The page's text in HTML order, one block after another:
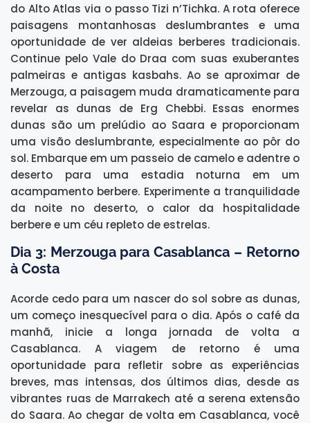
do Alto Atlas via o passo Tizi n’Tichka. A rota oferece
paisagens montanhosas deslumbrantes e uma
oportunidade de ver aldeias berberes tradicionais.
Continue pelo Vale do Draa com suas exuberantes
palmeiras e antigas kasbahs. Ao se aproximar de
Merzouga, a paisagem muda dramaticamente para
revelar as dunas de Erg Chebbi. Essas enormes
dunas são um prelúdio ao Saara e proporcionam
uma visão deslumbrante, especialmente ao pôr do
sol. Embarque em um passeio de camelo e adentre o
deserto para uma estadia noturna em um
acampamento berbere. Experimente a tranquilidade
da noite no deserto, o calor da hospitalidade
berbere e um céu repleto de estrelas.
Dia 3: Merzouga para Casablanca – Retorno
à Costa
Acorde cedo para um nascer do sol sobre as dunas,
um começo inesquecível para o dia. Após o café da
manhã, inicie a longa jornada de volta a
Casablanca. A viagem de retorno é uma
oportunidade para refletir sobre as experiências
breves, mas intensas, dos últimos dias, desde as
vibrantes ruas de Marrakech até a serena extensão
do Saara. Ao chegar de volta em Casablanca, você